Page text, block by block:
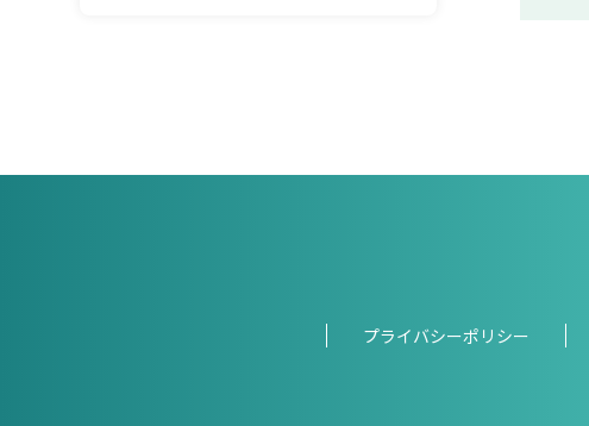
プライバシーポリシー